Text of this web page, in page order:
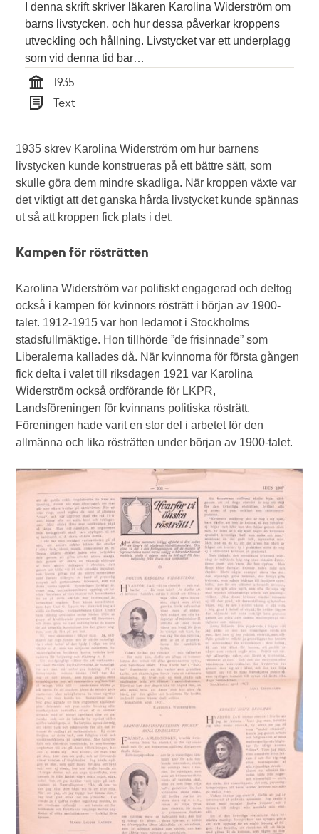
I denna skrift skriver läkaren Karolina Widerström om
barns livstycken, och hur dessa påverkar kroppens
utveckling och hållning. Livstycket var ett underplagg
som vid denna tid bar…
Tid
1935
Typ
Text
1935 skrev Karolina Widerström om hur barnens
livstycken kunde konstrueras på ett bättre sätt, som
skulle göra dem mindre skadliga. När kroppen växte var
det viktigt att det ganska hårda livstycket kunde spännas
ut så att kroppen fick plats i det.
Kampen för rösträtten
Karolina Widerström var politiskt engagerad och deltog
också i kampen för kvinnors rösträtt i början av 1900-
talet. 1912-1915 var hon ledamot i Stockholms
stadsfullmäktige. Hon tillhörde ”de frisinnade” som
Liberalerna kallades då. När kvinnorna för första gången
fick delta i valet till riksdagen 1921 var Karolina
Widerström också ordförande för LKPR,
Landsföreningen för kvinnans politiska rösträtt.
Föreningen hade varit en stor del i arbetet för den
allmänna och lika rösträtten under början av 1900-talet.